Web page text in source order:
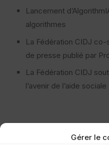
Gérer le
Lancement
algorithmes
La Fédération CIDJ
de presse publié par
La Fédération CIDJ
l’avenir de l’aide sociale